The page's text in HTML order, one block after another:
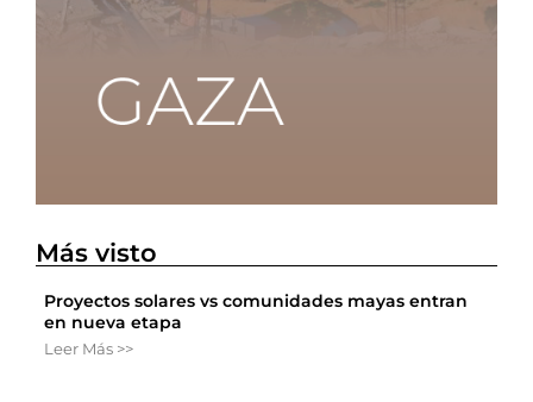
Más visto
Proyectos solares vs comunidades mayas entran
en nueva etapa
Leer Más >>